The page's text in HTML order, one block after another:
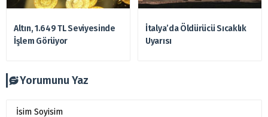
Altın, 1.649 TL Seviyesinde
İşlem Görüyor
İtalya’da Öldürücü Sıcaklık
Uyarısı
Yorumunu Yaz